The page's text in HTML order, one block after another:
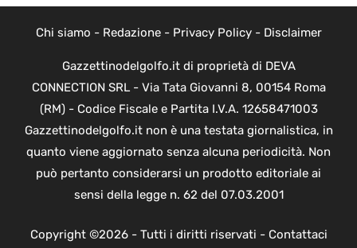
Chi siamo - Redazione- Privacy Policy- Disclaimer
Gazzettinodelgolfo.it di proprietà di DEVA
CONNECTION SRL - Via Tata Giovanni 8, 00154 Roma
(RM) - Codice Fiscale e Partita I.V.A. 12658471003
Gazzettinodelgolfo.it non è una testata giornalistica, in
quanto viene aggiornato senza alcuna periodicità. Non
può pertanto considerarsi un prodotto editoriale ai
sensi della legge n. 62 del 07.03.2001
Copyright ©2026 - Tutti i diritti riservati - Contattaci